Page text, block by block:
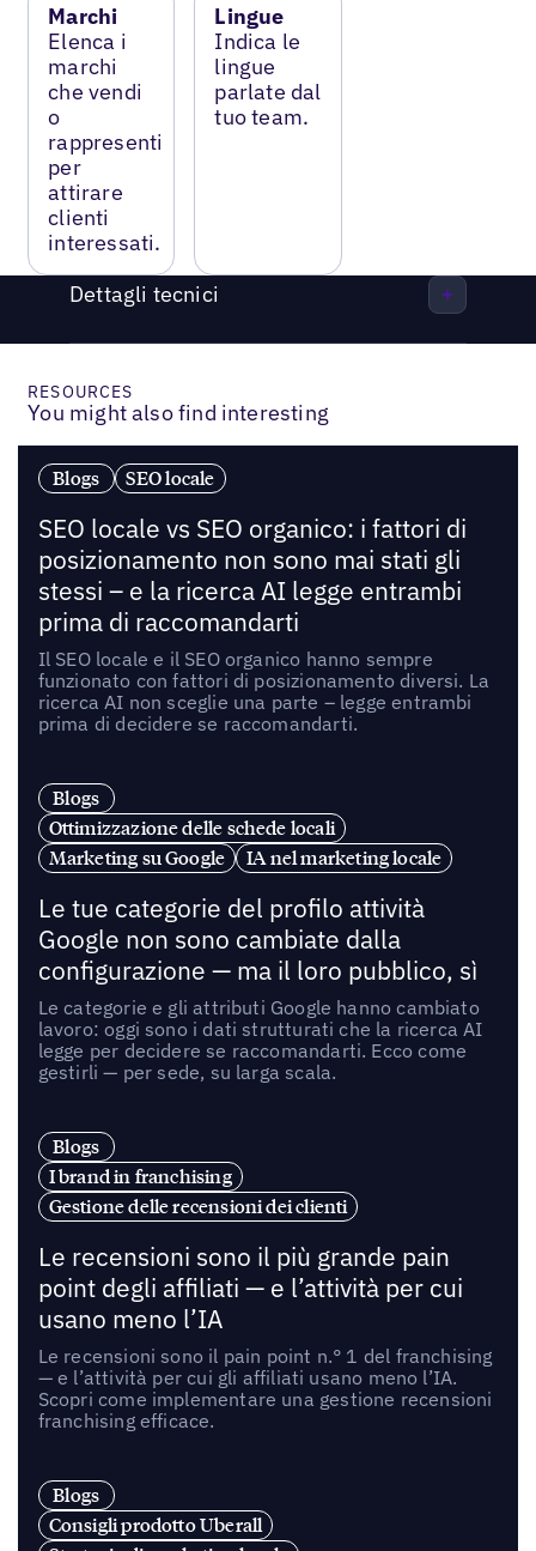
Marchi
Elenca i
marchi
che vendi
o
rappresenti
per
attirare
clienti
interessati.
Lingue
Indica le
lingue
parlate dal
tuo team.
Dettagli tecnici
RESOURCES
You might also find interesting
Blogs SEO locale
SEO locale vs SEO organico: i fattori di
posizionamento non sono mai stati gli
stessi – e la ricerca AI legge entrambi
prima di raccomandarti
Il SEO locale e il SEO organico hanno sempre
funzionato con fattori di posizionamento diversi. La
ricerca AI non sceglie una parte – legge entrambi
prima di decidere se raccomandarti.
Blogs
Ottimizzazione delle schede locali
Marketing su Google
IA nel marketing locale
Le tue categorie del profilo attività
Google non sono cambiate dalla
configurazione — ma il loro pubblico, sì
Le categorie e gli attributi Google hanno cambiato
lavoro: oggi sono i dati strutturati che la ricerca AI
legge per decidere se raccomandarti. Ecco come
gestirli — per sede, su larga scala.
Blogs
I brand in franchising
Gestione delle recensioni dei clienti
Le recensioni sono il più grande pain
point degli affiliati — e l’attività per cui
usano meno l’IA
Le recensioni sono il pain point n.° 1 del franchising
— e l’attività per cui gli affiliati usano meno l’IA.
Scopri come implementare una gestione recensioni
franchising efficace.
Blogs
Consigli prodotto Uberall